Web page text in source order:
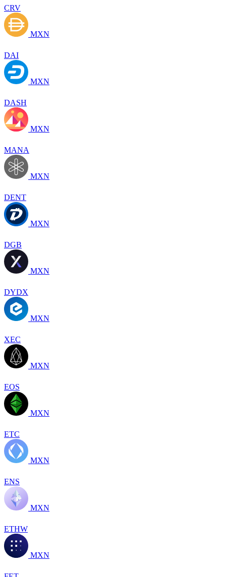
CRV
MXN
DAI
MXN
DASH
MXN
MANA
MXN
DENT
MXN
DGB
MXN
DYDX
MXN
XEC
MXN
EOS
MXN
ETC
MXN
ENS
MXN
ETHW
MXN